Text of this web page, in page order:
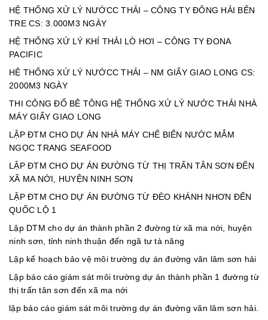
HỆ THỐNG XỬ LÝ NƯỚCC THẢI – CÔNG TY ĐÔNG HẢI BẾN
TRE CS: 3.000M3 NGÀY
HỆ THỐNG XỬ LÝ KHÍ THẢI LÒ HƠI – CÔNG TY ĐONA
PACIFIC
HỆ THỐNG XỬ LÝ NƯỚCC THẢI – NM GIẤY GIAO LONG CS:
2000M3 NGÀY
THI CÔNG ĐỔ BÊ TÔNG HỆ THỐNG XỬ LÝ NƯỚC THẢI NHÀ
MÁY GIẤY GIAO LONG
LẬP ĐTM CHO DỰ ÁN NHÀ MÁY CHẾ BIẾN NƯỚC MẮM
NGỌC TRANG SEAFOOD
LẬP ĐTM CHO DỰ ÁN ĐƯỜNG TỪ THỊ TRẤN TÂN SƠN ĐẾN
XÃ MA NỚI, HUYỆN NINH SƠN
LẬP ĐTM CHO DỰ ÁN ĐƯỜNG TỪ ĐÈO KHÁNH NHƠN ĐẾN
QUỐC LỘ 1
Lập DTM cho dự án thành phần 2 đường từ xã ma nới, huyện
ninh sơn, tỉnh ninh thuận đến ngã tư tà năng
Lập kế hoạch bảo vệ môi trường dự án đường văn lâm sơn hải
Lập báo cáo giám sát môi trường dự án thành phần 1 đường từ
thị trấn tân sơn đến xã ma nới
lập báo cáo giám sát môi trường dự án đường văn lâm sơn hải.